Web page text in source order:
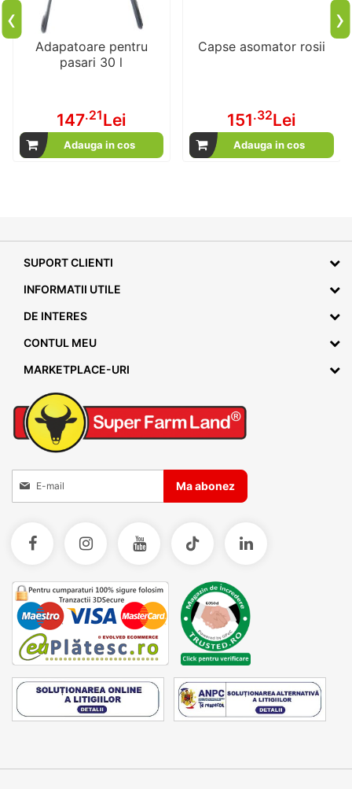
Adapatoare pentru
pasari 30 l
147.21Lei
Adauga in cos
Capse asomator rosii
151.32Lei
Adauga in cos
‹ ›
SUPORT CLIENTI
INFORMATII UTILE
DE INTERES
CONTUL MEU
MARKETPLACE-URI
Inscrieti-va la Buletinele noastre informative
Ma abonez